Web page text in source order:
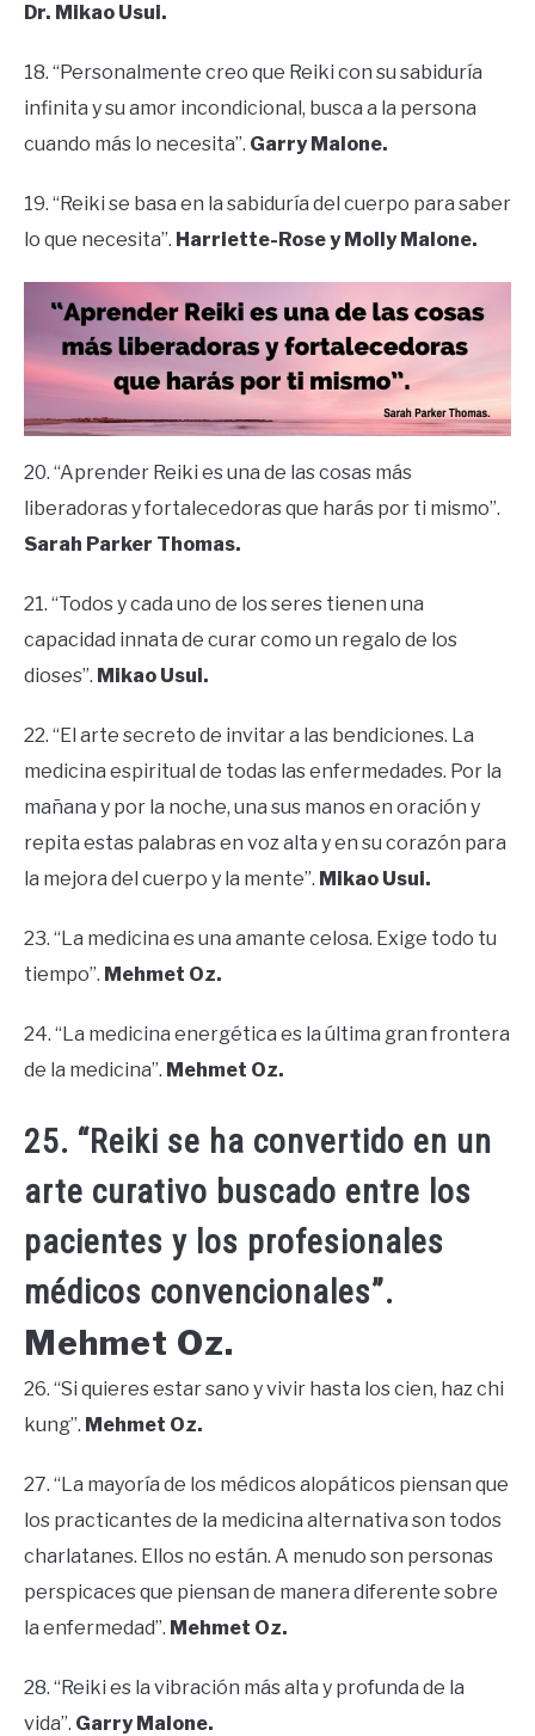
Dr. Mikao Usui.
18. “Personalmente creo que Reiki con su sabiduría
infinita y su amor incondicional, busca a la persona
cuando más lo necesita”. Garry Malone.
19. “Reiki se basa en la sabiduría del cuerpo para saber
lo que necesita”. Harriette-Rose y Molly Malone.
20. “Aprender Reiki es una de las cosas más
liberadoras y fortalecedoras que harás por ti mismo”.
Sarah Parker Thomas.
21. “Todos y cada uno de los seres tienen una
capacidad innata de curar como un regalo de los
dioses”. Mikao Usui.
22. “El arte secreto de invitar a las bendiciones. La
medicina espiritual de todas las enfermedades. Por la
mañana y por la noche, una sus manos en oración y
repita estas palabras en voz alta y en su corazón para
la mejora del cuerpo y la mente”. Mikao Usui.
23. “La medicina es una amante celosa. Exige todo tu
tiempo”. Mehmet Oz.
24. “La medicina energética es la última gran frontera
de la medicina”. Mehmet Oz.
25. “Reiki se ha convertido en un
arte curativo buscado entre los
pacientes y los profesionales
médicos convencionales”.
Mehmet Oz.
26. “Si quieres estar sano y vivir hasta los cien, haz chi
kung”. Mehmet Oz.
27. “La mayoría de los médicos alopáticos piensan que
los practicantes de la medicina alternativa son todos
charlatanes. Ellos no están. A menudo son personas
perspicaces que piensan de manera diferente sobre
la enfermedad”. Mehmet Oz.
28. “Reiki es la vibración más alta y profunda de la
vida”. Garry Malone.